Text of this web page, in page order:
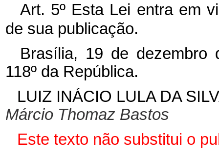
Art. 5º Esta Lei entra em
de sua publicação.
Brasília, 19 de dezembro
118º da República.
LUIZ INÁCIO LULA DA
Márcio Thomaz Bastos
Este texto não substitui o